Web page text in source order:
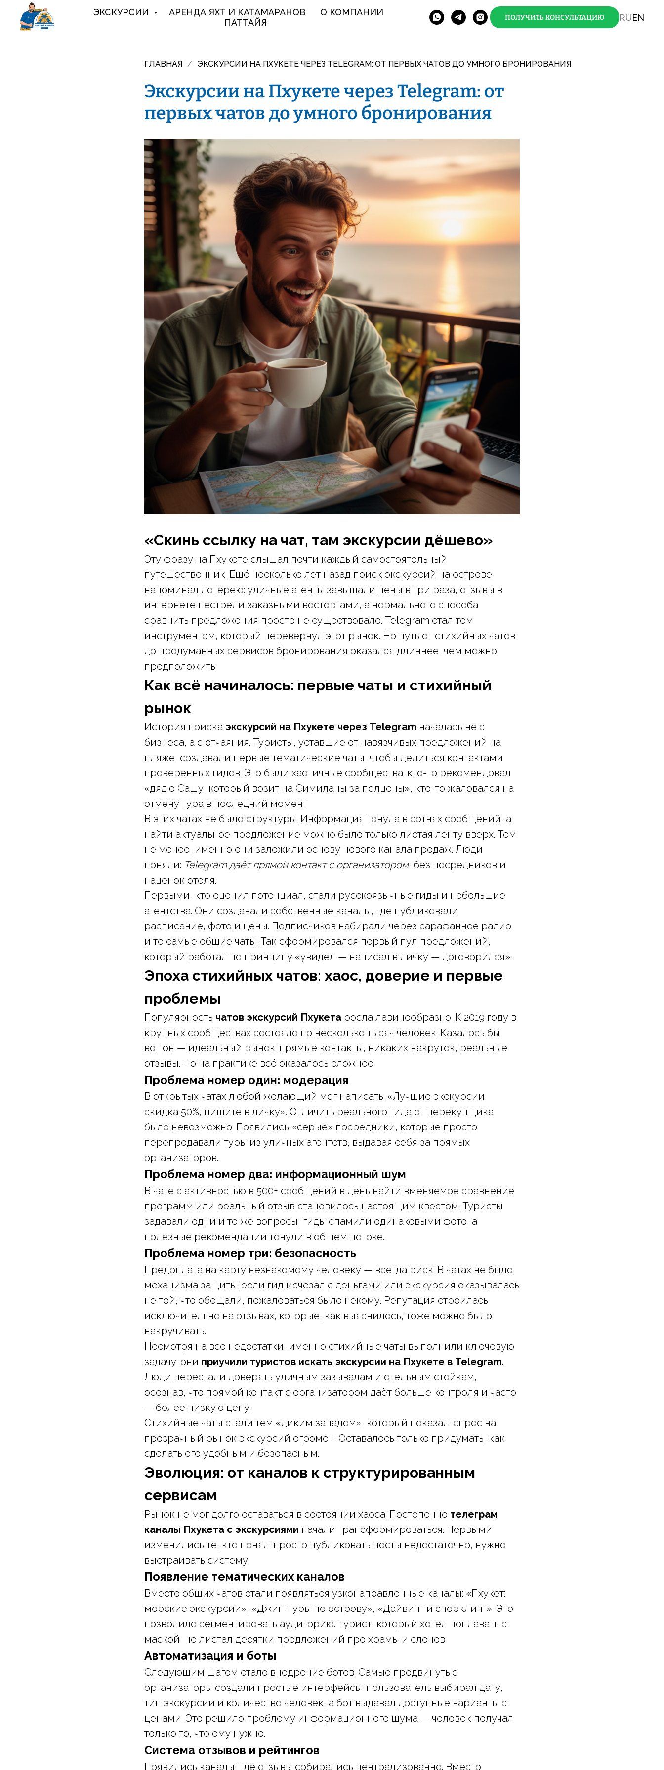
ЭКСКУРСИИ АРЕНДА ЯХТ И КАТАМАРАНОВ
О КОМПАНИИ
ПАТТАЙЯ
ПОЛУЧИТЬ КОНСУЛЬТАЦИЮ RUEN
ГЛАВНАЯ / ЭКСКУРСИИ НА ПХУКЕТЕ ЧЕРЕЗ TELEGRAM: ОТ ПЕРВЫХ ЧАТОВ ДО УМНОГО БРОНИРОВАНИЯ
Экскурсии на Пхукете через Telegram: от
первых чатов до умного бронирования
«Скинь ссылку на чат, там экскурсии дёшево»
Эту фразу на Пхукете слышал почти каждый самостоятельный
путешественник. Ещё несколько лет назад поиск экскурсий на острове
напоминал лотерею: уличные агенты завышали цены в три раза, отзывы в
интернете пестрели заказными восторгами, а нормального способа
сравнить предложения просто не существовало. Telegram стал тем
инструментом, который перевернул этот рынок. Но путь от стихийных чатов
до продуманных сервисов бронирования оказался длиннее, чем можно
предположить.
Как всё начиналось: первые чаты и стихийный
рынок
История поиска экскурсий на Пхукете через Telegram началась не с
бизнеса, а с отчаяния. Туристы, уставшие от навязчивых предложений на
пляже, создавали первые тематические чаты, чтобы делиться контактами
проверенных гидов. Это были хаотичные сообщества: кто-то рекомендовал
«дядю Сашу, который возит на Симиланы за полцены», кто-то жаловался на
отмену тура в последний момент.
В этих чатах не было структуры. Информация тонула в сотнях сообщений, а
найти актуальное предложение можно было только листая ленту вверх. Тем
не менее, именно они заложили основу нового канала продаж. Люди
поняли: Telegram даёт прямой контакт с организатором, без посредников и
наценок отеля.
Первыми, кто оценил потенциал, стали русскоязычные гиды и небольшие
агентства. Они создавали собственные каналы, где публиковали
расписание, фото и цены. Подписчиков набирали через сарафанное радио
и те самые общие чаты. Так сформировался первый пул предложений,
который работал по принципу «увидел — написал в личку — договорился».
Эпоха стихийных чатов: хаос, доверие и первые
проблемы
Популярность чатов экскурсий Пхукета росла лавинообразно. К 2019 году в
крупных сообществах состояло по несколько тысяч человек. Казалось бы,
вот он — идеальный рынок: прямые контакты, никаких накруток, реальные
отзывы. Но на практике всё оказалось сложнее.
Проблема номер один: модерация
В открытых чатах любой желающий мог написать: «Лучшие экскурсии,
скидка 50%, пишите в личку». Отличить реального гида от перекупщика
было невозможно. Появились «серые» посредники, которые просто
перепродавали туры из уличных агентств, выдавая себя за прямых
организаторов.
Проблема номер два: информационный шум
В чате с активностью в 500+ сообщений в день найти вменяемое сравнение
программ или реальный отзыв становилось настоящим квестом. Туристы
задавали одни и те же вопросы, гиды спамили одинаковыми фото, а
полезные рекомендации тонули в общем потоке.
Проблема номер три: безопасность
Предоплата на карту незнакомому человеку — всегда риск. В чатах не было
механизма защиты: если гид исчезал с деньгами или экскурсия оказывалась
не той, что обещали, пожаловаться было некому. Репутация строилась
исключительно на отзывах, которые, как выяснилось, тоже можно было
накручивать.
Несмотря на все недостатки, именно стихийные чаты выполнили ключевую
задачу: они приучили туристов искать экскурсии на Пхукете в Telegram.
Люди перестали доверять уличным зазывалам и отельным стойкам,
осознав, что прямой контакт с организатором даёт больше контроля и часто
— более низкую цену.
Стихийные чаты стали тем «диким западом», который показал: спрос на
прозрачный рынок экскурсий огромен. Оставалось только придумать, как
сделать его удобным и безопасным.
Эволюция: от каналов к структурированным
сервисам
Рынок не мог долго оставаться в состоянии хаоса. Постепенно телеграм
каналы Пхукета с экскурсиями начали трансформироваться. Первыми
изменились те, кто понял: просто публиковать посты недостаточно, нужно
выстраивать систему.
Появление тематических каналов
Вместо общих чатов стали появляться узконаправленные каналы: «Пхукет:
морские экскурсии», «Джип-туры по острову», «Дайвинг и снорклинг». Это
позволило сегментировать аудиторию. Турист, который хотел поплавать с
маской, не листал десятки предложений про храмы и слонов.
Автоматизация и боты
Следующим шагом стало внедрение ботов. Самые продвинутые
организаторы создали простые интерфейсы: пользователь выбирал дату,
тип экскурсии и количество человек, а бот выдавал доступные варианты с
ценами. Это решило проблему информационного шума — человек получал
только то, что ему нужно.
Система отзывов и рейтингов
Появились каналы, где отзывы собирались централизованно. Вместо